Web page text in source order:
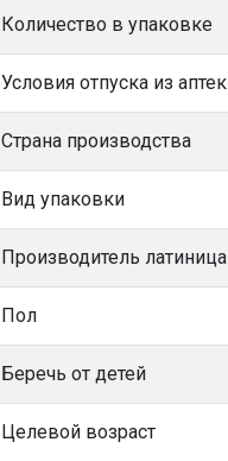
Количество в упаковке
Условия отпуска из аптек
Страна производства
Вид упаковки
Производитель латиница
Пол
Беречь от детей
Целевой возраст